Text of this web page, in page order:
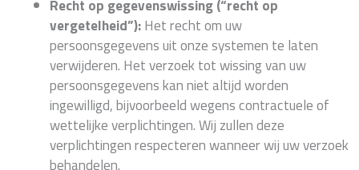
Recht op gegevenswissing (“recht op
vergetelheid”):Het recht om uw
persoonsgegevens uit onze systemen te laten
verwijderen. Het verzoek tot wissing van uw
persoonsgegevens kan niet altijd worden
ingewilligd, bijvoorbeeld wegens contractuele of
wettelijke verplichtingen. Wij zullen deze
verplichtingen respecteren wanneer wij uw verzoek
behandelen.